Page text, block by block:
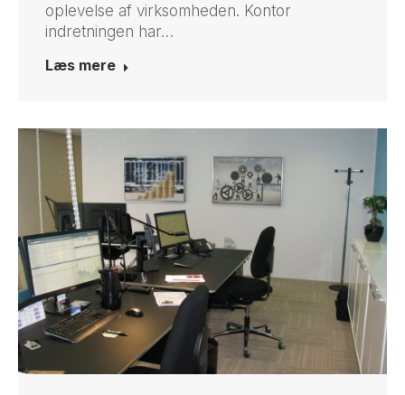
oplevelse af virksomheden. Kontor
indretningen har…
Læs mere